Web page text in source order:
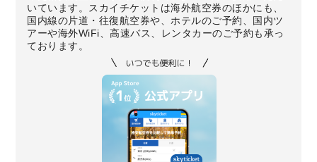
いています。スカイチケットは海外航空券のほかにも、
国内線の片道・往復航空券や、ホテルのご予約、国内ツ
アーや海外WiFi、高速バス、レンタカーのご予約も承っ
ております。